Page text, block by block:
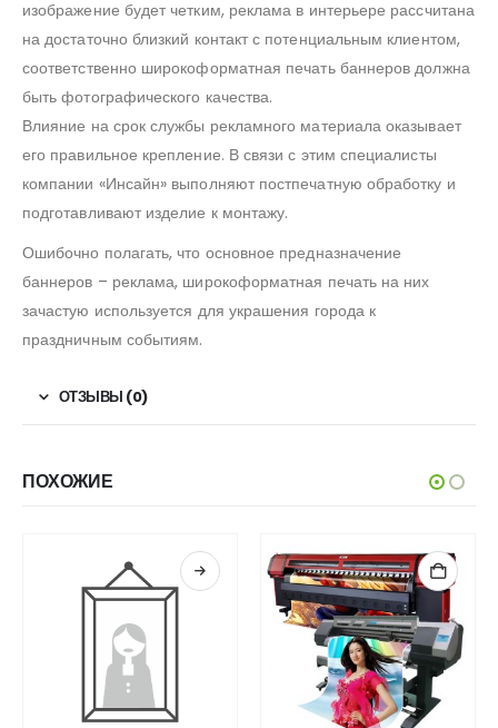
изображение будет четким, реклама в интерьере рассчитана
на достаточно близкий контакт с потенциальным клиентом,
соответственно широкоформатная печать баннеров должна
быть фотографического качества.
Влияние на срок службы рекламного материала оказывает
его правильное крепление. В связи с этим специалисты
компании «Инсайн» выполняют постпечатную обработку и
подготавливают изделие к монтажу.
Ошибочно полагать, что основное предназначение
баннеров – реклама, широкоформатная печать на них
зачастую используется для украшения города к
праздничным событиям.
ОТЗЫВЫ (0)
ПОХОЖИЕ